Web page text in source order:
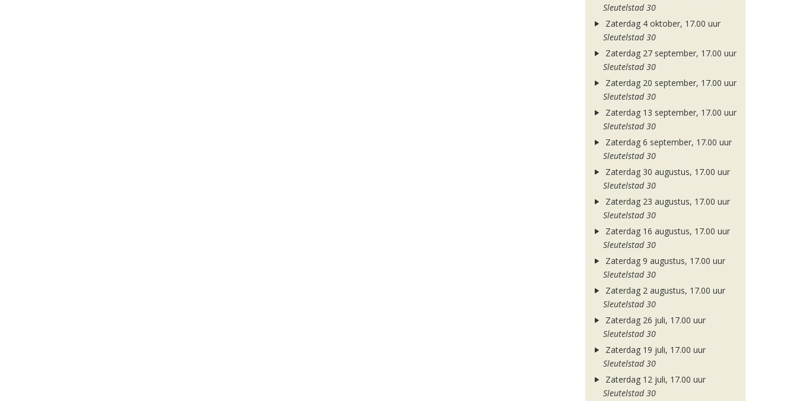
Sleutelstad 30
Zaterdag 4 oktober, 17.00 uur
Sleutelstad 30
Zaterdag 27 september, 17.00 uur
Sleutelstad 30
Zaterdag 20 september, 17.00 uur
Sleutelstad 30
Zaterdag 13 september, 17.00 uur
Sleutelstad 30
Zaterdag 6 september, 17.00 uur
Sleutelstad 30
Zaterdag 30 augustus, 17.00 uur
Sleutelstad 30
Zaterdag 23 augustus, 17.00 uur
Sleutelstad 30
Zaterdag 16 augustus, 17.00 uur
Sleutelstad 30
Zaterdag 9 augustus, 17.00 uur
Sleutelstad 30
Zaterdag 2 augustus, 17.00 uur
Sleutelstad 30
Zaterdag 26 juli, 17.00 uur
Sleutelstad 30
Zaterdag 19 juli, 17.00 uur
Sleutelstad 30
Zaterdag 12 juli, 17.00 uur
Sleutelstad 30